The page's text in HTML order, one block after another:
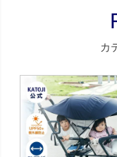
カ